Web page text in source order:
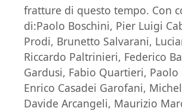
fratture di questo tempo. Con
di:Paolo Boschini, Pier Luigi
Prodi, Brunetto Salvarani,
Riccardo Paltrinieri, Federico
Gardusi, Fabio Quartieri,
Enrico Casadei Garofani,
Davide Arcangeli, Maurizio